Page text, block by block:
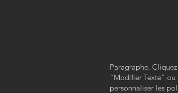
Paragraphe.
"Modifier Texte" ou
personnaliser les